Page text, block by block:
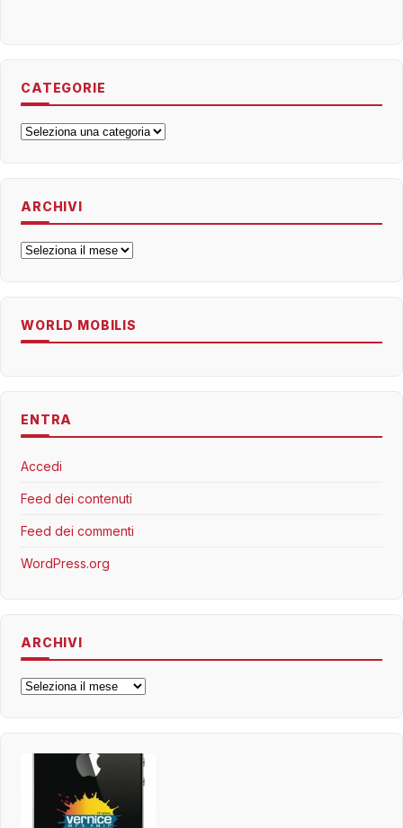
CATEGORIE
Categorie
ARCHIVI
Archivi
WORLD MOBILIS
ENTRA
Accedi
Feed dei contenuti
Feed dei commenti
WordPress.org
ARCHIVI
Archivi